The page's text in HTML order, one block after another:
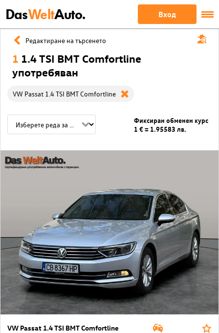
DasWeltAuto. Вход
Редактиране на търсенето
1 1.4 TSI BMT Comfortline
употребяван
VW Passat 1.4 TSI BMT Comfortline
Фиксиран обменен курс
1 € = 1.95583 лв.
VW Passat 1.4 TSI BMT Comfortline